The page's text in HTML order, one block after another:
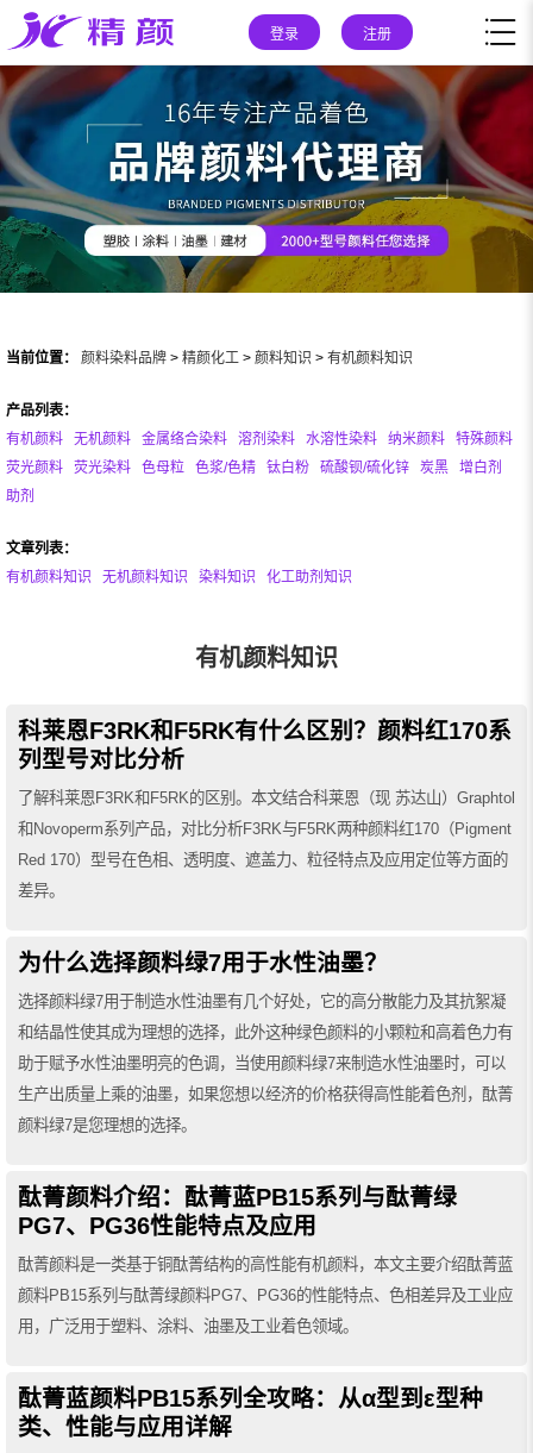
登录 注册
当前位置： 颜料染料品牌 > 精颜化工 > 颜料知识 > 有机颜料知识
产品列表：
有机颜料
无机颜料 金属络合染料 溶剂染料 水溶性染料 纳米颜料
特殊颜料
荧光颜料
荧光染料 色母粒 色浆/色精 钛白粉 硫酸钡/硫化锌 炭黑
增白剂
助剂
文章列表：
有机颜料知识
无机颜料知识 染料知识 化工助剂知识
有机颜料知识
科莱恩F3RK和F5RK有什么区别？颜料红170系
列型号对比分析
了解科莱恩F3RK和F5RK的区别。本文结合科莱恩（现 苏达山）Graphtol
和Novoperm系列产品，对比分析F3RK与F5RK两种颜料红170（Pigment
Red 170）型号在色相、透明度、遮盖力、粒径特点及应用定位等方面的
差异。
为什么选择颜料绿7用于水性油墨？
选择颜料绿7用于制造水性油墨有几个好处，它的高分散能力及其抗絮凝
和结晶性使其成为理想的选择，此外这种绿色颜料的小颗粒和高着色力有
助于赋予水性油墨明亮的色调，当使用颜料绿7来制造水性油墨时，可以
生产出质量上乘的油墨，如果您想以经济的价格获得高性能着色剂，酞菁
颜料绿7是您理想的选择。
酞菁颜料介绍：酞菁蓝PB15系列与酞菁绿
PG7、PG36性能特点及应用
酞菁颜料是一类基于铜酞菁结构的高性能有机颜料，本文主要介绍酞菁蓝
颜料PB15系列与酞菁绿颜料PG7、PG36的性能特点、色相差异及工业应
用，广泛用于塑料、涂料、油墨及工业着色领域。
酞菁蓝颜料PB15系列全攻略：从α型到ε型种
类、性能与应用详解